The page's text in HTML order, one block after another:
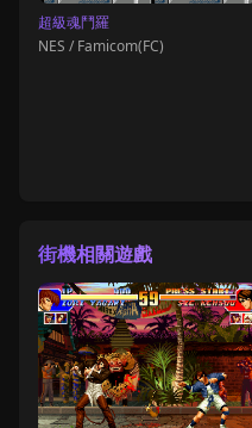
超級魂鬥羅
NES / Famicom(FC)
街機相關遊戲